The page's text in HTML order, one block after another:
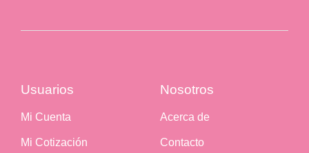
Usuarios
Mi Cuenta
Mi Cotización
Nosotros
Acerca de
Contacto